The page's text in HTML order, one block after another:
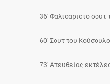
36′ Φαλτσαριστό σουτ
60′ Σουτ του
73′ Απευθείας